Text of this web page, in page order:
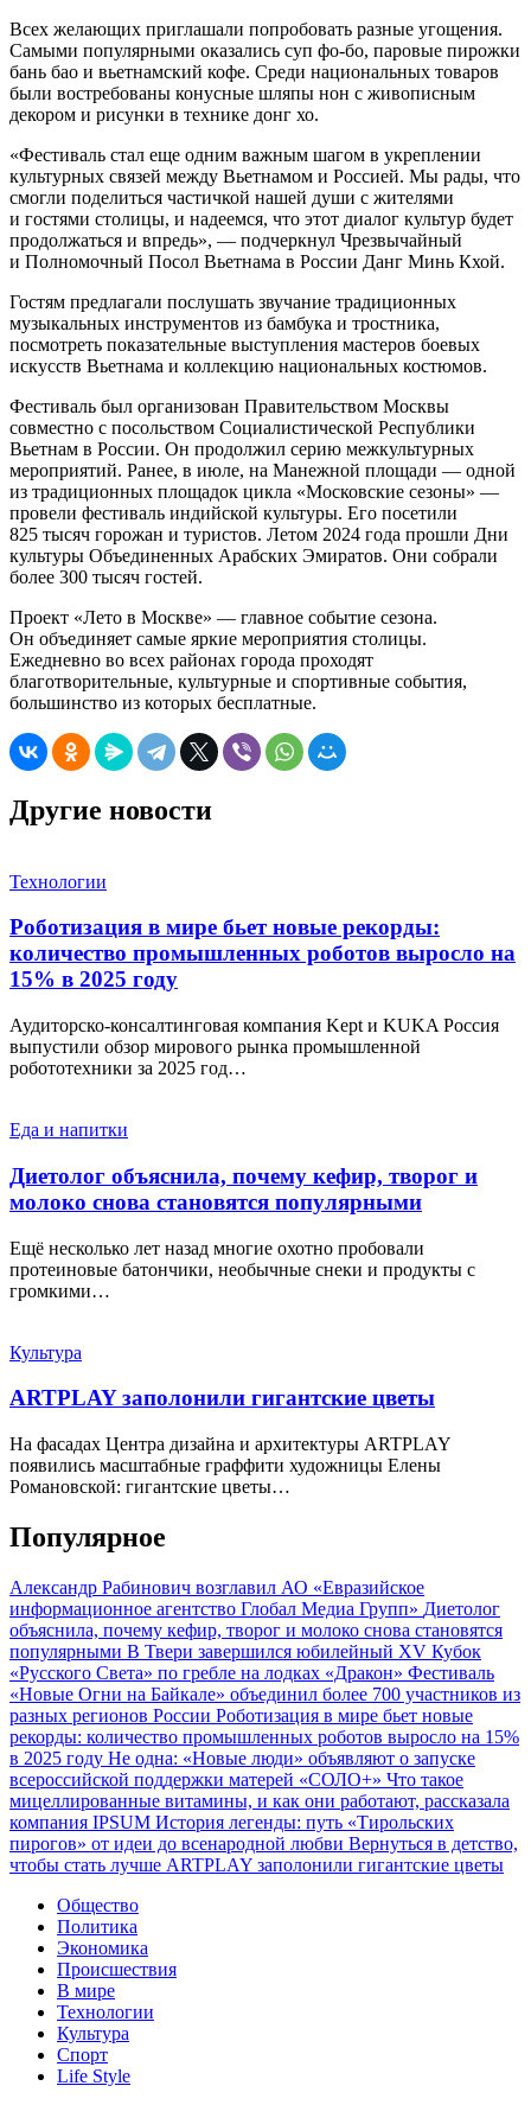
Всех желающих приглашали попробовать разные угощения.
Самыми популярными оказались суп фо-бо, паровые пирожки
бань бао и вьетнамский кофе. Среди национальных товаров
были востребованы конусные шляпы нон с живописным
декором и рисунки в технике донг хо.
«Фестиваль стал еще одним важным шагом в укреплении
культурных связей между Вьетнамом и Россией. Мы рады, что
смогли поделиться частичкой нашей души с жителями
и гостями столицы, и надеемся, что этот диалог культур будет
продолжаться и впредь», — подчеркнул Чрезвычайный
и Полномочный Посол Вьетнама в России Данг Минь Кхой.
Гостям предлагали послушать звучание традиционных
музыкальных инструментов из бамбука и тростника,
посмотреть показательные выступления мастеров боевых
искусств Вьетнама и коллекцию национальных костюмов.
Фестиваль был организован Правительством Москвы
совместно с посольством Социалистической Республики
Вьетнам в России. Он продолжил серию межкультурных
мероприятий. Ранее, в июле, на Манежной площади — одной
из традиционных площадок цикла «Московские сезоны» —
провели фестиваль индийской культуры. Его посетили
825 тысяч горожан и туристов. Летом 2024 года прошли Дни
культуры Объединенных Арабских Эмиратов. Они собрали
более 300 тысяч гостей.
Проект «Лето в Москве» — главное событие сезона.
Он объединяет самые яркие мероприятия столицы.
Ежедневно во всех районах города проходят
благотворительные, культурные и спортивные события,
большинство из которых бесплатные.
Другие новости
Технологии
Роботизация в мире бьет новые рекорды:
количество промышленных роботов выросло на
15% в 2025 году
Аудиторско-консалтинговая компания Kept и KUKA Россия
выпустили обзор мирового рынка промышленной
робототехники за 2025 год…
Еда и напитки
Диетолог объяснила, почему кефир, творог и
молоко снова становятся популярными
Ещё несколько лет назад многие охотно пробовали
протеиновые батончики, необычные снеки и продукты с
громкими…
Культура
ARTPLAY заполонили гигантские цветы
На фасадах Центра дизайна и архитектуры ARTPLAY
появились масштабные граффити художницы Елены
Романовской: гигантские цветы…
Популярное
Александр Рабинович возглавил АО «Евразийское
информационное агентство Глобал Медиа Групп» Диетолог
объяснила, почему кефир, творог и молоко снова становятся
популярными В Твери завершился юбилейный XV Кубок
«Русского Света» по гребле на лодках «Дракон» Фестиваль
«Новые Огни на Байкале» объединил более 700 участников из
разных регионов России Роботизация в мире бьет новые
рекорды: количество промышленных роботов выросло на 15%
в 2025 году Не одна: «Новые люди» объявляют о запуске
всероссийской поддержки матерей «СОЛО+» Что такое
мицеллированные витамины, и как они работают, рассказала
компания IPSUM История легенды: путь «Тирольских
пирогов» от идеи до всенародной любви Вернуться в детство,
чтобы стать лучше ARTPLAY заполонили гигантские цветы
Общество
Политика
Экономика
Происшествия
В мире
Технологии
Культура
Спорт
Life Style